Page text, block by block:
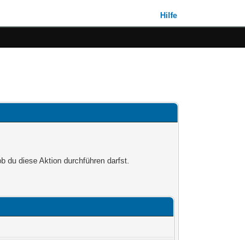
Hilfe
du diese Aktion durchführen darfst.